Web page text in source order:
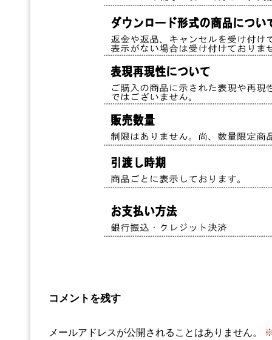
コメントを残す
メールアドレスが公開されることはありません。